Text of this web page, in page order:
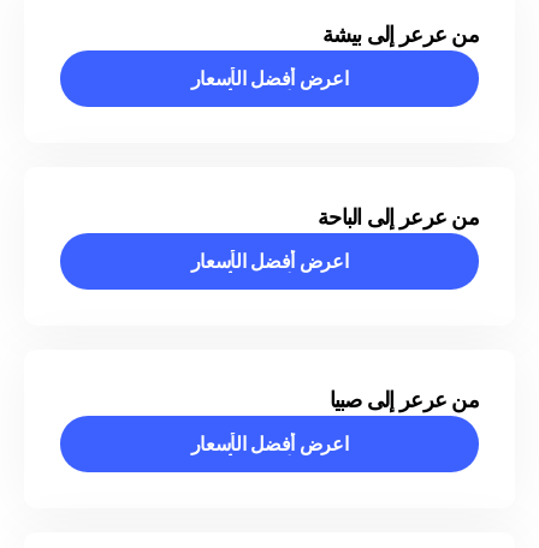
من عرعر إلى بيشة
اعرض أفضل الأسعار
اعرض أفضل الأسعار
من عرعر إلى الباحة
اعرض أفضل الأسعار
اعرض أفضل الأسعار
من عرعر إلى صبيا
اعرض أفضل الأسعار
اعرض أفضل الأسعار